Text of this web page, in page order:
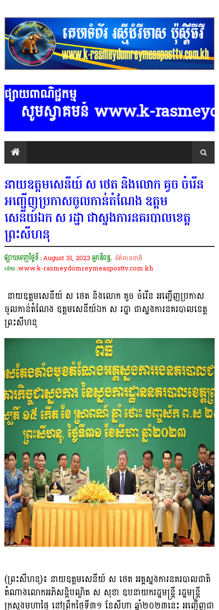
ផ្សាយពាណិជ្ជកម្ម
ាគមន៍ www.k-
នាយឧត្តមសេនីយ៍ ស ថេត និងលោក គួច ចំរើន
អញ្ជើញប្រកាសចូលកាន់តំណែង ឧត្តម
សេនីយ៍ឯក ស រដ្ឋា ជាស្នងការនគរបាលខេត្ត
ព្រះសីហនុ
ផ្សាយចេញថ្ងៃទី :August 31, 2023 អ្នកនិពន្ធ. ព័ត៌មានជាតិ
ដោយ :www.k-rasmeydomreymeasposttv.com.kh
នាយឧត្តមសេនីយ៍ ស ថេត និងលោក គួច ចំរើន អញ្ជើញប្រកាស
ចូលកាន់តំណែង ឧត្តមសេនីយ៍ឯក ស រដ្ឋា ជាស្នងការនគរបាលខេត្ត
ព្រះសីហនុ
(ព្រះសីហនុ)៖ នាយឧត្តមសេនីយ៍ ស ថេត អគ្គស្នងការនគរបាលជាតិ
តំណាងលោកអភិសន្ដិបណ្ឌិត ស សុខា ឧបនាយករដ្ឋមន្ដ្រី រដ្ឋមន្ដ្រី
ក្រសួងមហាផ្ទៃ នៅព្រឹកថ្ងៃទី៣១ ខែសីហា ឆ្នាំ២០២៣នេះ អញ្ជើញជា